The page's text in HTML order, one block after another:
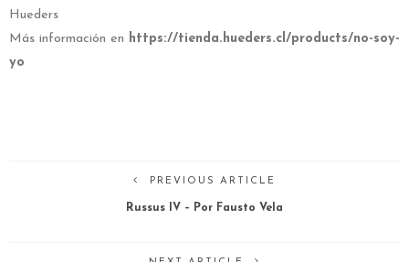
Hueders
Más información en https://tienda.hueders.cl/products/no-soy-
yo
PREVIOUS ARTICLE
Russus IV – Por Fausto Vela